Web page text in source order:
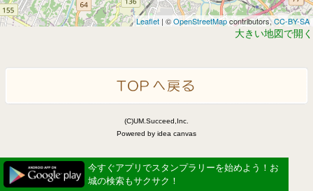
Leaflet | ©OpenStreetMapcontributors,CC-BY-SA
大きい地図で開く
(C)UM.Succeed,Inc.
Powered by idea canvas
今すぐアプリでスタンプラリーを始めよう！お
城の検索もサクサク！